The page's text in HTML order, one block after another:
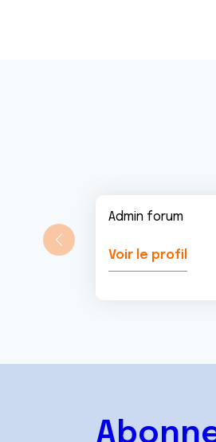
Admin forum
Voir le profil